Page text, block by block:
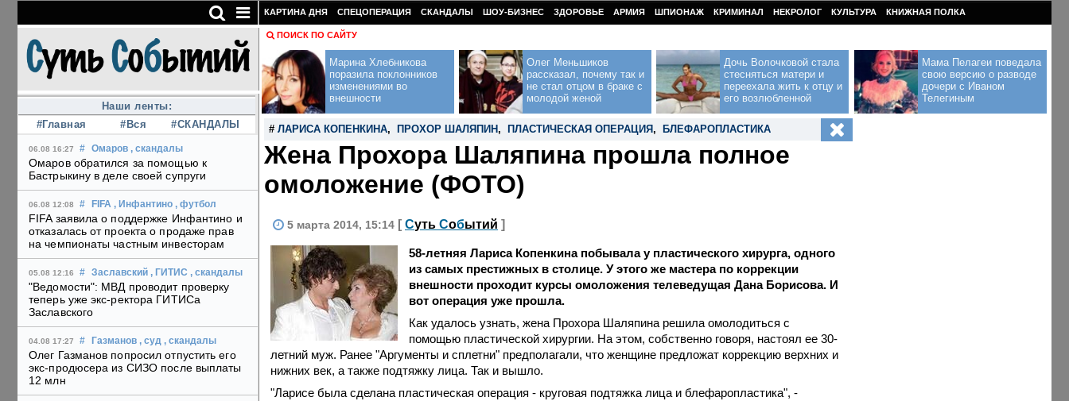
Наши ленты:
#Главная
#Вся #СКАНДАЛЫ
06.08 16:27 # Омаров , скандалы
Омаров обратился за помощью к
Бастрыкину в деле своей супруги
06.08 12:08 # FIFA , Инфантино , футбол
FIFA заявила о поддержке Инфантино и
отказалась от проекта о продаже прав
на чемпионаты частным инвесторам
05.08 12:16 # Заславский , ГИТИС , скандалы
"Ведомости": МВД проводит проверку
теперь уже экс-ректора ГИТИСа
Заславского
04.08 17:27 # Газманов , суд , скандалы
Олег Газманов попросил отпустить его
экс-продюсера из СИЗО после выплаты
12 млн
КАРТИНА ДНЯ СПЕЦОПЕРАЦИЯ СКАНДАЛЫ ШОУ-БИЗНЕС ЗДОРОВЬЕ АРМИЯ ШПИОНАЖ КРИМИНАЛ НЕКРОЛОГ КУЛЬТУРА КНИЖНАЯ ПОЛКА
ПОИСК ПО САЙТУ
Марина Хлебникова
поразила поклонников
изменениями во
внешности
Олег Меньшиков
рассказал, почему так и
не стал отцом в браке с
молодой женой
Дочь Волочковой стала
стесняться матери и
переехала жить к отцу и
его возлюбленной
Мама Пелагеи поведала
свою версию о разводе
дочери с Иваном
Телегиным
# ЛАРИСА КОПЕНКИНА, ПРОХОР ШАЛЯПИН , ПЛАСТИЧЕСКАЯ ОПЕРАЦИЯ , БЛЕФАРОПЛАСТИКА
Жена Прохора Шаляпина прошла полное
омоложение (ФОТО)
5 марта 2014, 15:14 [ Суть Событий ]
58-летняя Лариса Копенкина побывала у пластического хирурга, одного
из самых престижных в столице. У этого же мастера по коррекции
внешности проходит курсы омоложения телеведущая Дана Борисова. И
вот операция уже прошла.
Как удалось узнать, жена Прохора Шаляпина решила омолодиться с
помощью пластической хирургии. На этом, собственно говоря, настоял ее 30-
летний муж. Ранее "Аргументы и сплетни" предполагали, что женщине предложат коррекцию верхних и
нижних век, а также подтяжку лица. Так и вышло.
"Ларисе была сделана пластическая операция - круговая подтяжка лица и блефаропластика", -